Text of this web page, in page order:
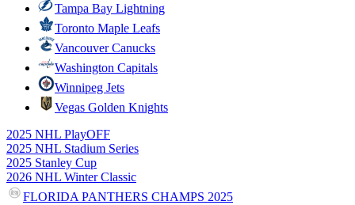
Tampa Bay Lightning
Toronto Maple Leafs
Vancouver Canucks
Washington Capitals
Winnipeg Jets
Vegas Golden Knights
2025 NHL PlayOFF
2025 NHL Stadium Series
2025 Stanley Cup
2026 NHL Winter Classic
FLORIDA PANTHERS CHAMPS 2025